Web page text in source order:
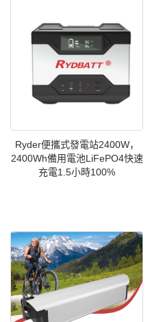
Ryder便攜式發電站2400W，
2400Wh備用電池LiFePO4快速
充電1.5小時100%